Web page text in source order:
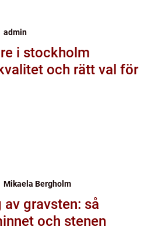
admin
i stockholm
och rätt val för
Mikaela Bergholm
av gravsten: så
och stenen